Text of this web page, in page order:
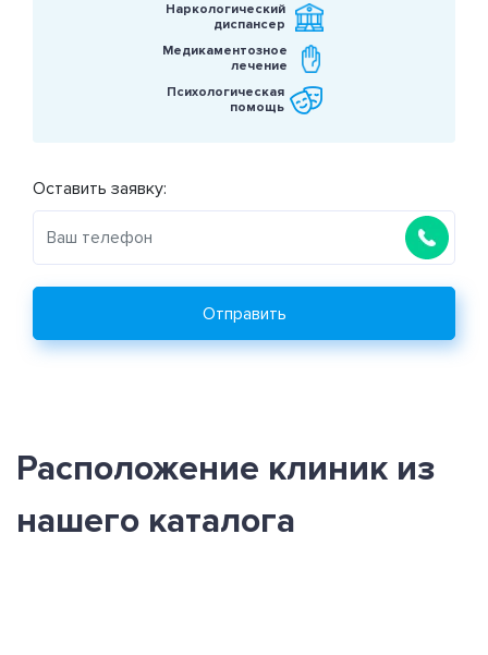
Наркологический
диспансер
Медикаментозное
лечение
Психологическая
помощь
Оставить заявку:
Отправить
Расположение клиник из
нашего каталога